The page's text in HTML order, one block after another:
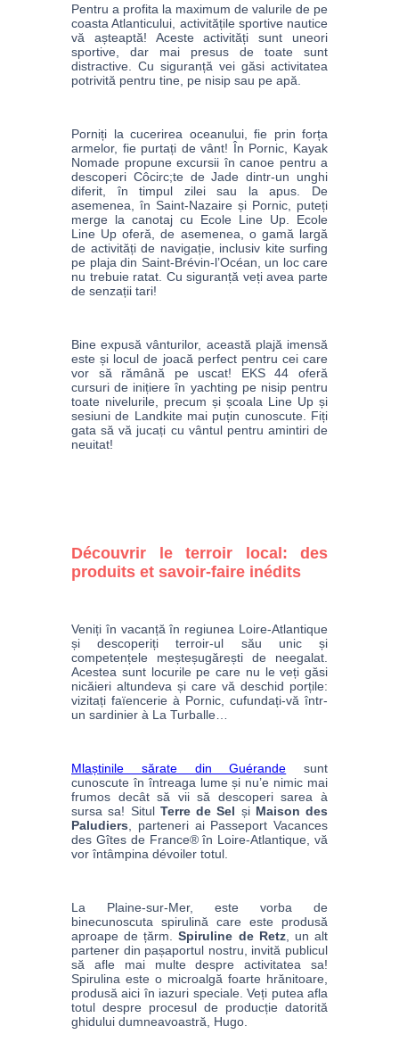
Pentru a profita la maximum de valurile de pe
coasta Atlanticului, activitățile sportive nautice
vă așteaptă! Aceste activități sunt uneori
sportive, dar mai presus de toate sunt
distractive. Cu siguranță vei găsi activitatea
potrivită pentru tine, pe nisip sau pe apă.
Porniți la cucerirea oceanului, fie prin forța
armelor, fie purtați de vânt! În Pornic, Kayak
Nomade propune excursii în canoe pentru a
descoperi Côcirc;te de Jade dintr-un unghi
diferit, în timpul zilei sau la apus. De
asemenea, în Saint-Nazaire și Pornic, puteți
merge la canotaj cu Ecole Line Up. Ecole
Line Up oferă, de asemenea, o gamă largă
de activități de navigație, inclusiv kite surfing
pe plaja din Saint-Brévin-l’Océan, un loc care
nu trebuie ratat. Cu siguranță veți avea parte
de senzații tari!
Bine expusă vânturilor, această plajă imensă
este și locul de joacă perfect pentru cei care
vor să rămână pe uscat! EKS 44 oferă
cursuri de inițiere în yachting pe nisip pentru
toate nivelurile, precum și școala Line Up și
sesiuni de Landkite mai puțin cunoscute. Fiți
gata să vă jucați cu vântul pentru amintiri de
neuitat!
Découvrir le terroir local: des
produits et savoir-faire inédits
Veniți în vacanță în regiunea Loire-Atlantique
și descoperiți terroir-ul său unic și
competențele meșteșugărești de neegalat.
Acestea sunt locurile pe care nu le veți găsi
nicăieri altundeva și care vă deschid porțile:
vizitați faïencerie à Pornic, cufundați-vă într-
un sardinier à La Turballe…
Mlaștinile sărate din Guérande sunt
cunoscute în întreaga lume și nu’e nimic mai
frumos decât să vii să descoperi sarea à
sursa sa! Situl Terre de Sel și Maison des
Paludiers, parteneri ai Passeport Vacances
des Gîtes de France® în Loire-Atlantique, vă
vor întâmpina dévoiler totul.
La Plaine-sur-Mer, este vorba de
binecunoscuta spirulină care este produsă
aproape de țărm. Spiruline de Retz, un alt
partener din pașaportul nostru, invită publicul
să afle mai multe despre activitatea sa!
Spirulina este o microalgă foarte hrănitoare,
produsă aici în iazuri speciale. Veți putea afla
totul despre procesul de producție datorită
ghidului dumneavoastră, Hugo.